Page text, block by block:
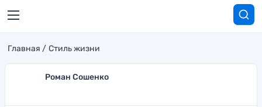
Главная Стиль жизни
Роман Сошенко